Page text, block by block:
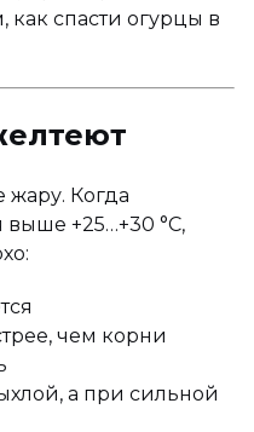
спасти огурцы в
жару. Когда
+25…+30 °C,
чем корни
а при сильной